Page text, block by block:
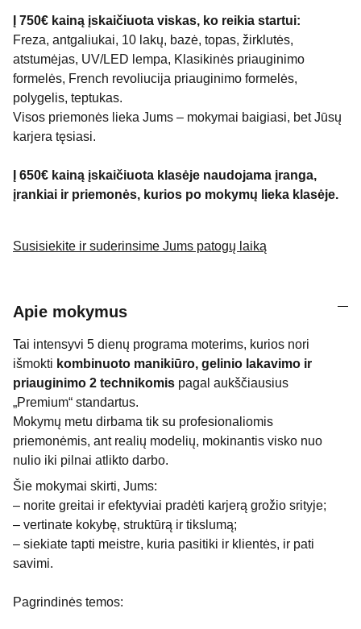
Į 750€ kainą įskaičiuota viskas, ko reikia startui:
Freza, antgaliukai, 10 lakų, bazė, topas, žirklutės,
atstumėjas, UV/LED lempa, Klasikinės priauginimo
formelės, French revoliucija priauginimo formelės,
polygelis, teptukas.
Visos priemonės lieka Jums – mokymai baigiasi, bet Jūsų
karjera tęsiasi.
Į 650€ kainą įskaičiuota klasėje naudojama įranga,
įrankiai ir priemonės, kurios po mokymų lieka klasėje.
Susisiekite ir suderinsime Jums patogų laiką
Apie mokymus
Tai intensyvi 5 dienų programa moterims, kurios nori
išmokti kombinuoto manikiūro, gelinio lakavimo ir
priauginimo 2 technikomis pagal aukščiausius
„Premium“ standartus.
Mokymų metu dirbama tik su profesionaliomis
priemonėmis, ant realių modelių, mokinantis visko nuo
nulio iki pilnai atlikto darbo.
Šie mokymai skirti, Jums:
– norite greitai ir efektyviai pradėti karjerą grožio srityje;
– vertinate kokybę, struktūrą ir tikslumą;
– siekiate tapti meistre, kuria pasitiki ir klientės, ir pati
savimi.
Pagrindinės temos: